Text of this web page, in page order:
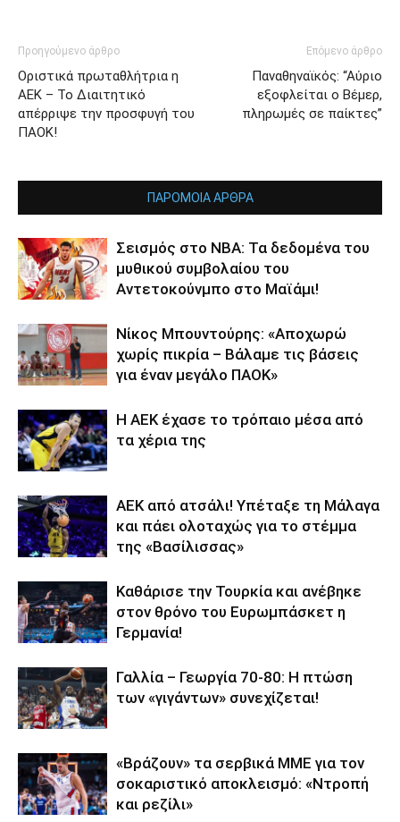
Προηγούμενο άρθρο
Οριστικά πρωταθλήτρια η
ΑΕΚ – Το Διαιτητικό
απέρριψε την προσφυγή του
ΠΑΟΚ!
Επόμενο άρθρο
Παναθηναϊκός: “Αύριο
εξοφλείται ο Βέμερ,
πληρωμές σε παίκτες”
ΠΑΡΟΜΟΙΑ ΑΡΘΡΑ
Σεισμός στο NBA: Τα δεδομένα του
μυθικού συμβολαίου του
Αντετοκούνμπο στο Μαϊάμι!
Νίκος Μπουντούρης: «Αποχωρώ
χωρίς πικρία – Βάλαμε τις βάσεις
για έναν μεγάλο ΠΑΟΚ»
Η ΑΕΚ έχασε το τρόπαιο μέσα από
τα χέρια της
ΑΕΚ από ατσάλι! Υπέταξε τη Μάλαγα
και πάει ολοταχώς για το στέμμα
της «Βασίλισσας»
Καθάρισε την Τουρκία και ανέβηκε
στον θρόνο του Ευρωμπάσκετ η
Γερμανία!
Γαλλία – Γεωργία 70-80: Η πτώση
των «γιγάντων» συνεχίζεται!
«Βράζουν» τα σερβικά ΜΜΕ για τον
σοκαριστικό αποκλεισμό: «Ντροπή
και ρεζίλι»